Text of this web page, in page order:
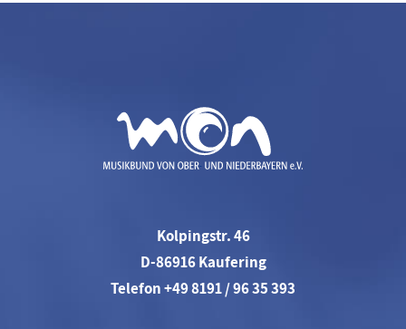
Kolpingstr. 46
D-86916 Kaufering
Telefon +49 8191 / 96 35 393